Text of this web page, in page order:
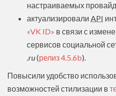
настраиваемых
актуализировали API
«VK ID» в связи с
сервисов социальной
.ru(релиз 4.5.6b).
Повысили удобство
возможностей стилизации в